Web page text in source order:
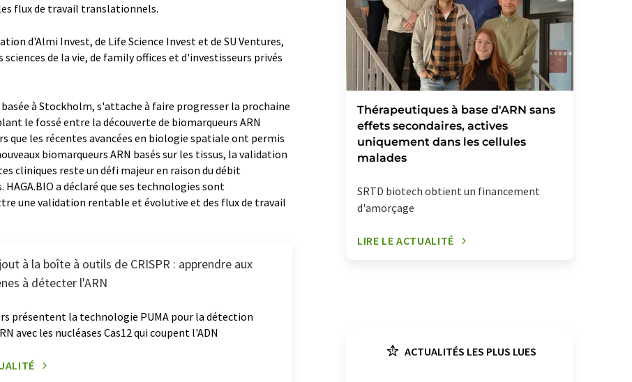
flux de travail translationnels.
d'Almi Invest, de Life Science Invest et de SU Ventures,
de la vie, de family offices et d'investisseurs privés
basée à Stockholm, s'attache à faire progresser la prochaine
le fossé entre la découverte de biomarqueurs ARN
que les récentes avancées en biologie spatiale ont permis
biomarqueurs ARN basés sur les tissus, la validation
cliniques reste un défi majeur en raison du débit
a déclaré que ses technologies sont
une validation rentable et évolutive et des flux de travail
à la boîte à outils de CRISPR : apprendre aux
à détecter l'ARN
présentent la technologie PUMA pour la détection
avec les nucléases Cas12 qui coupent l'ADN
Thérapeutiques à base d'ARN sans
effets secondaires, actives
uniquement dans les cellules
malades
SRTD biotech obtient un financement
d'amorçage
LIRE LE ACTUALITÉ
ACTUALITÉS LES PLUS LUES